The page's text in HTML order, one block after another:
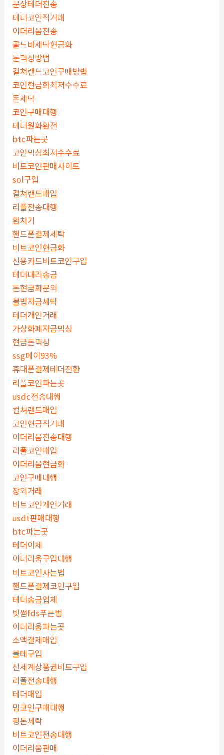
문상테더전송
테더코인직거래
이더리움전송
골드바세탁현금화
돈믹싱방법
컬쳐랜드코인구매방법
코인현금화최저수수료
돈세탁
코인구매대행
테더원화환전
btc파는곳
코인믹싱최저수수료
비트코인판매사이트
sol구입
컬쳐랜드매입
리플전송대행
환치기
핸드폰결제세탁
비트코인현금화
신용카드비트코인구입
테더대리송금
돈현금화문의
불법자금세탁
테더개인거래
가상화폐자금믹싱
현금돈믹싱
ssg페이93%
휴대폰결제테더전환
리플코인파는곳
usdc전송대행
컬쳐랜드매입
코인현금직거래
이더리움전송대행
리플코인매입
이더리움현금화
코인구매대행
장외거래
비트코인개인거래
usdt판매대행
btc파는곳
테더이체
이더리움구입대행
비트코인사는법
핸드폰결제코인구입
테더송금업체
빗썸fds푸는법
이더리움파는곳
소액결제매입
블테구입
신세계상품권비트구입
리플전송대행
테더매입
밈코인구매대행
핑돈세탁
비트코인전송대행
이더리움판매